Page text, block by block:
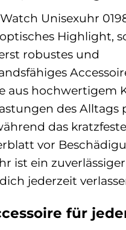
Unisexuhr
Highlight,
robustes und
aus hochwertigem
des Alltags
das
vor
ist ein
jederzeit
für